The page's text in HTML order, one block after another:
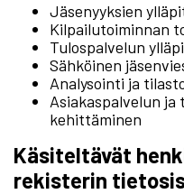
Jäsenyyksien
Kilpailutoiminnan
Tulospalvelun
Sähköinen
Analysointi ja
Asiakaspalvelun
kehittäminen
Käsiteltävät
rekisterin